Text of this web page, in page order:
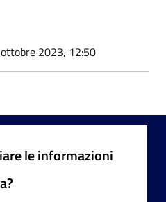
2023, 12:50
le informazioni